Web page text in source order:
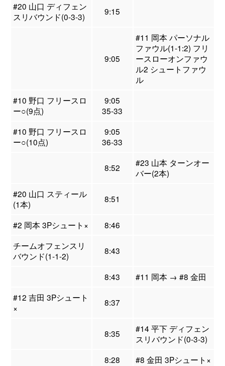
#20 山口 ディフェン
スリバウンド(0-3-3)
9:15
9:05
#11 岡本 パーソナル
ファウル(1-1:2) フリ
ースローオンファウ
ル2 シュートファウ
ル
#10 野口 フリースロ
ー○(9点)
9:05
35-33
#10 野口 フリースロ
ー○(10点)
9:05
36-33
8:52
#23 山本 ターンオー
バー(2本)
#20 山口 スティール
(1本)
8:51
#2 岡本 3Pシュート×
8:46
チームオフェンスリ
バウンド(1-1-2)
8:43
8:43
#11 岡本 → #8 金田
#12 吉田 3Pシュート
×
8:37
8:35
#14 平下 ディフェン
スリバウンド(0-3-3)
8:28
#8 金田 3Pシュート×